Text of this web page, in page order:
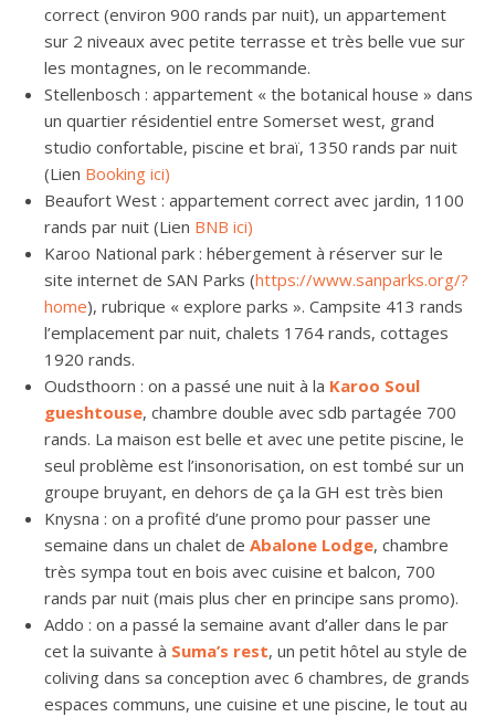
correct (environ 900 rands par nuit), un appartement
sur 2 niveaux avec petite terrasse et très belle vue sur
les montagnes, on le recommande.
Stellenbosch : appartement « the botanical house » dans
un quartier résidentiel entre Somerset west, grand
studio confortable, piscine et braï, 1350 rands par nuit
(Lien Booking ici)
Beaufort West : appartement correct avec jardin, 1100
rands par nuit (Lien BNB ici)
Karoo National park : hébergement à réserver sur le
site internet de SAN Parks (https://www.sanparks.org/?
home), rubrique « explore parks ». Campsite 413 rands
l’emplacement par nuit, chalets 1764 rands, cottages
1920 rands.
Oudsthoorn : on a passé une nuit à la Karoo Soul
gueshtouse, chambre double avec sdb partagée 700
rands. La maison est belle et avec une petite piscine, le
seul problème est l’insonorisation, on est tombé sur un
groupe bruyant, en dehors de ça la GH est très bien
Knysna : on a profité d’une promo pour passer une
semaine dans un chalet de Abalone Lodge, chambre
très sympa tout en bois avec cuisine et balcon, 700
rands par nuit (mais plus cher en principe sans promo).
Addo : on a passé la semaine avant d’aller dans le par
cet la suivante à Suma’s rest, un petit hôtel au style de
coliving dans sa conception avec 6 chambres, de grands
espaces communs, une cuisine et une piscine, le tout au